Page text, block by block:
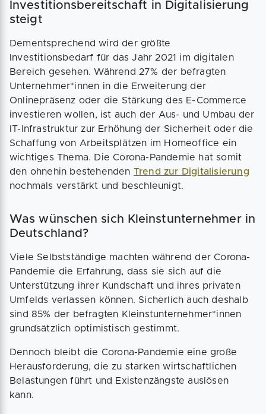
Investitionsbereitschaft in Digitalisierung
steigt
Dementsprechend wird der größte
Investitionsbedarf für das Jahr 2021 im digitalen
Bereich gesehen. Während 27% der befragten
Unternehmer*innen in die Erweiterung der
Onlinepräsenz oder die Stärkung des E-Commerce
investieren wollen, ist auch der Aus- und Umbau der
IT-Infrastruktur zur Erhöhung der Sicherheit oder die
Schaffung von Arbeitsplätzen im Homeoffice ein
wichtiges Thema. Die Corona-Pandemie hat somit
den ohnehin bestehenden Trend zur Digitalisierung
nochmals verstärkt und beschleunigt.
Was wünschen sich Kleinstunternehmer in
Deutschland?
Viele Selbstständige machten während der Corona-
Pandemie die Erfahrung, dass sie sich auf die
Unterstützung ihrer Kundschaft und ihres privaten
Umfelds verlassen können. Sicherlich auch deshalb
sind 85% der befragten Kleinstunternehmer*innen
grundsätzlich optimistisch gestimmt.
Dennoch bleibt die Corona-Pandemie eine große
Herausforderung, die zu starken wirtschaftlichen
Belastungen führt und Existenzängste auslösen
kann.